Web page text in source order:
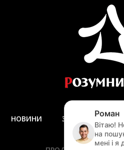
НОВИНИ ЗАПИТАННЯ ТА
ЗАМІР
Роман
Вітаю!
на
мені і